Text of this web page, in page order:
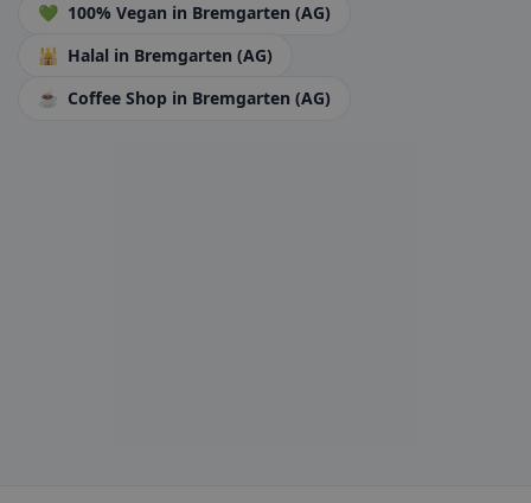
💚 100% Vegan in Bremgarten (AG)
🕌 Halal in Bremgarten (AG)
☕ Coffee Shop in Bremgarten (AG)